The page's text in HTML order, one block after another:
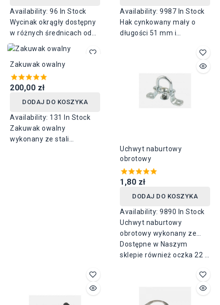
Availability: 96 In Stock
Wycinak okrągły dostępny
w różnych średnicach od
10 do 40mm.
Availability: 9987 In Stock
Hak cynkowany mały o
długości 51 mm i
rozstaw otworów 20 mm.
Zakuwak owalny
200,00 zł
DODAJ DO KOSZYKA
Availability: 131 In Stock
Zakuwak owalny
wykonany ze stali
Uchwyt naburtowy
obrotowy
1,80 zł
DODAJ DO KOSZYKA
Availability: 9890 In Stock
Uchwyt naburtowy
obrotowy wykonany ze
stali ocynkowanej o
wysokości 17 + 19mm, o
Dostępne w Naszym
sklepie również oczka 22 x